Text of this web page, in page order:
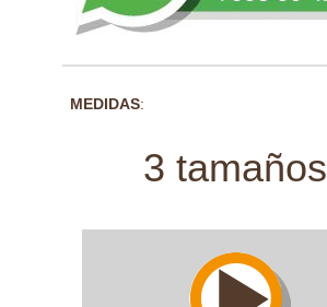
MEDIDAS:
3 tamaños